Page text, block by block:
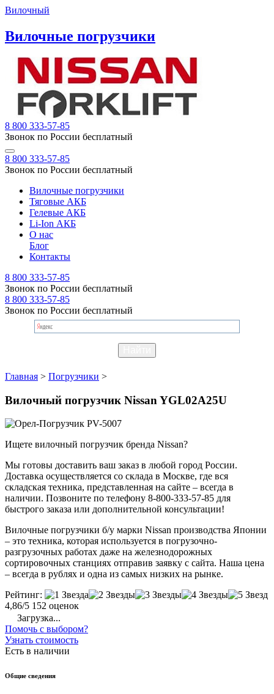
Вилочный
Вилочные погрузчики
8 800 333-57-85
Звонок по России бесплатный
8 800 333-57-85
Звонок по России бесплатный
Вилочные погрузчики
Тяговые АКБ
Гелевые АКБ
Li-Ion АКБ
О нас
Блог
Контакты
8 800 333-57-85
Звонок по России бесплатный
8 800 333-57-85
Звонок по России бесплатный
Главная > Погрузчики >
Вилочный погрузчик Nissan YGL02A25U
Ищете вилочный погрузчик бренда Nissan?
Мы готовы доставить ваш заказ в любой город России.
Доставка осуществляется со склада в Москве, где вся
складская техника, представленная на сайте – всегда в
наличии. Позвоните по телефону 8-800-333-57-85 для
быстрого заказа или дополнительной консультации!
Вилочные погрузчики б/у марки Nissan производства Японии
– это техника, которая используется в погрузочно-
разгрузочных работах даже на железнодорожных
сортировочных станциях отправив заявку с сайта. Наша цена
– всегда в рублях и одна из самых низких на рынке.
Рейтинг:
4,86/5 152 оценок
Загрузка...
Помочь с выбором?
Узнать стоимость
Есть в наличии
Общие сведения